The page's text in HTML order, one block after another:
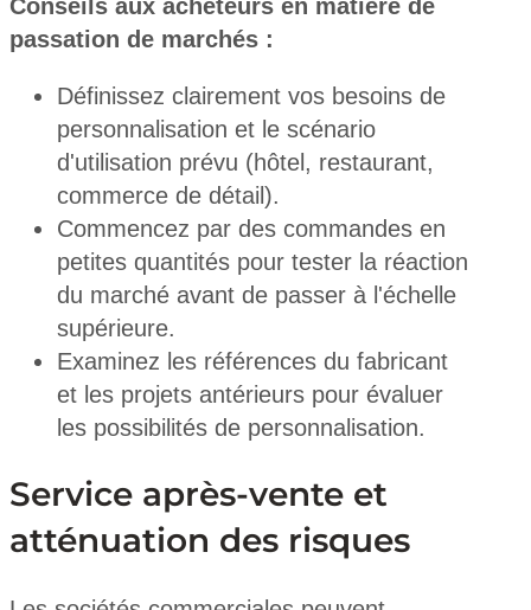
Conseils aux acheteurs en matière de
passation de marchés :
Définissez clairement vos besoins de
personnalisation et le scénario
d'utilisation prévu (hôtel, restaurant,
commerce de détail).
Commencez par des commandes en
petites quantités pour tester la réaction
du marché avant de passer à l'échelle
supérieure.
Examinez les références du fabricant
et les projets antérieurs pour évaluer
les possibilités de personnalisation.
Service après-vente et
atténuation des risques